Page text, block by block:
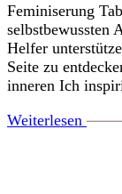
Feminiserung
selbstbewussten
Helfer
Seite zu
inneren Ich
Weiterlesen